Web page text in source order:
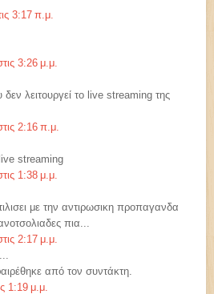
3:17 π.μ.
3:26 μ.μ.
λειτουργεί το live streaming της
2:16 π.μ.
live streaming
1:38 μ.μ.
με την αντιρωσικη προπαγανδα
πια...
2:17 μ.μ.
από τον συντάκτη.
1:19 μ.μ.